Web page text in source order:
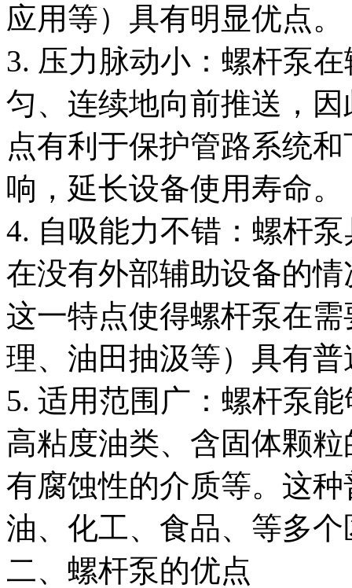
应用等）具有明显优点。
3. 压力脉动小：螺杆泵
匀、连续地向前推送，
点有利于保护管路系统
响，延长设备使用寿命。
4. 自吸能力不错：螺杆
在没有外部辅助设备的
这一特点使得螺杆泵在
理、油田抽汲等）具有
5. 适用范围广：螺杆泵
高粘度油类、含固体颗
有腐蚀性的介质等。这
油、化工、食品、等多
二、螺杆泵的优点